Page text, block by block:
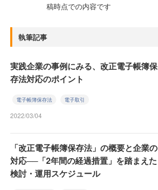
稿時点での内容です
執筆記事
実践企業の事例にみる、改正電子帳簿保
存法対応のポイント
電子帳簿保存法 電子取引
2022/03/04
「改正電子帳簿保存法」の概要と企業の
対応──「2年間の経過措置」を踏まえた
検討・運用スケジュール